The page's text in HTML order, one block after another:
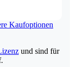
Kaufoptionen
und sind für